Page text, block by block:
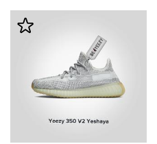
и в